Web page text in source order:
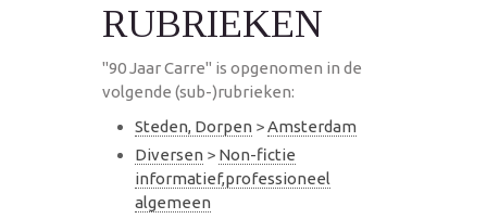
RUBRIEKEN
"90 Jaar Carre" is opgenomen in de
volgende (sub-)rubrieken:
Steden, Dorpen >Amsterdam
Diversen > Non-fictie
informatief,professioneel
algemeen